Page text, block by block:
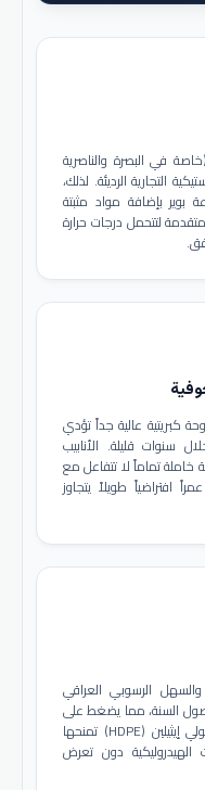
في البصرة والناصرية
التجارية الرديئة. لذلك،
بوير بإضافة مواد مثبتة
لتتحمل درجات حرارة
كبريتية عالية جداً تؤدي
سنوات قليلة. الأنابيب
خاملة تماماً لا تتفاعل مع
افتراضياً طويلاً يتجاوز
والسهل الرسوبي العراقي
السنة، مما يضغط على
شبكات الأنابيب المدفونة. مرونة أنابيب البولي إيثيلين (HDPE) تمنحها
دون تعرض